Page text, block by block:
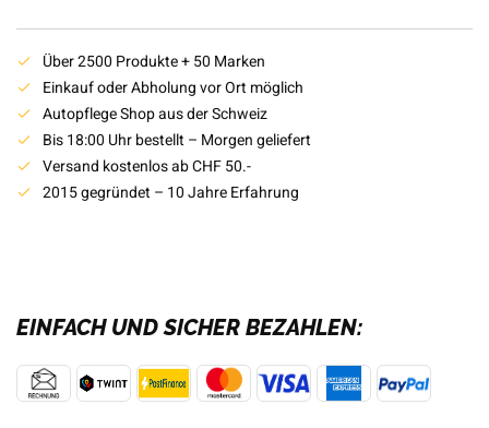
Über 2500 Produkte + 50 Marken
Einkauf oder Abholung vor Ort möglich
Autopflege Shop aus der Schweiz
Bis 18:00 Uhr bestellt – Morgen geliefert
Versand kostenlos ab CHF 50.-
2015 gegründet – 10 Jahre Erfahrung
EINFACH UND SICHER BEZAHLEN: